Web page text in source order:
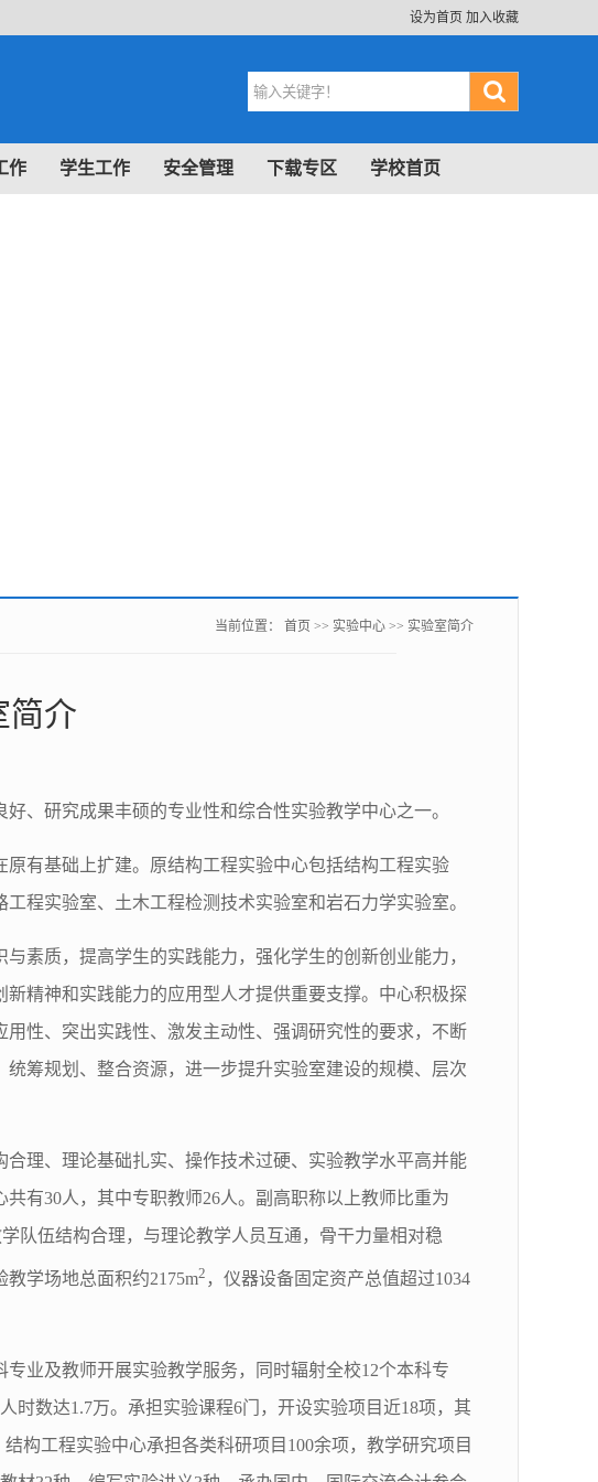
设为首页 加入收藏
作 学生工作 安全管理 下载专区 学校首页
当前位置： 首页 >> 实验中心 >> 实验室简介
简介
、研究成果丰硕的专业性和综合性实验教学中心之一。
有基础上扩建。原结构工程实验中心包括结构工程实验
程实验室、土木工程检测技术实验室和岩石力学实验室。
素质，提高学生的实践能力，强化学生的创新创业能力，
精神和实践能力的应用型人才提供重要支撑。中心积极探
性、突出实践性、激发主动性、强调研究性的要求，不断
筹规划、整合资源，进一步提升实验室建设的规模、层次
理、理论基础扎实、操作技术过硬、实验教学水平高并能
有30人，其中专职教师26人。副高职称以上教师比重为
队伍结构合理，与理论教学人员互通，骨干力量相对稳
学场地总面积约2175m2 ，仪器设备固定资产总值超过1034
业及教师开展实验教学服务，同时辐射全校12个本科专
时数达1.7万。承担实验课程6门，开设实验项目近18项，其
构工程实验中心承担各类科研项目100余项，教学研究项目